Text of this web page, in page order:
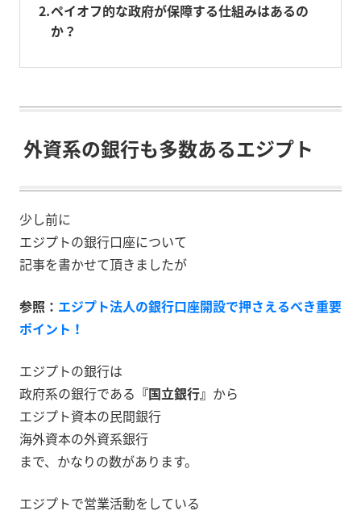
2 ペイオフ的な政府が保障する仕組みはあるの
か？
外資系の銀行も多数あるエジプト
少し前に
エジプトの銀行口座について
記事を書かせて頂きましたが
参照： エジプト法人の銀行口座開設で押さえるべき重要
ポイント！
エジプトの銀行は
政府系の銀行である 『国立銀行』 から
エジプト資本の民間銀行
海外資本の外資系銀行
まで、かなりの数があります。
エジプトで営業活動をしている